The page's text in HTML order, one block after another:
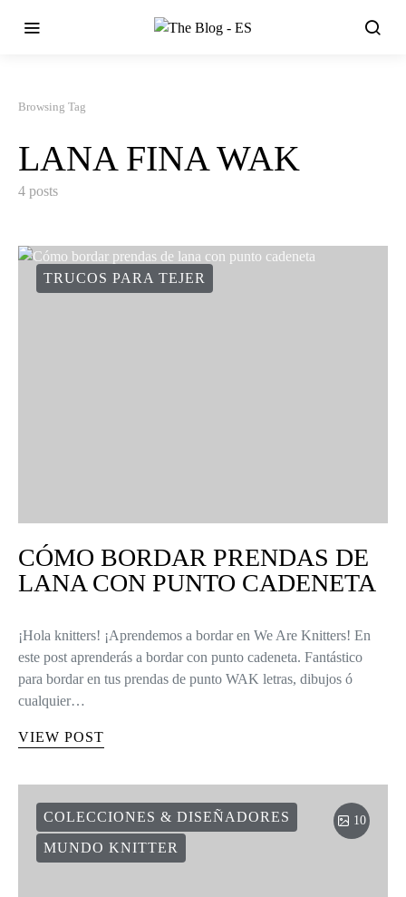
Browsing Tag
LANA FINA WAK
4 posts
TRUCOS PARA TEJER
CÓMO BORDAR PRENDAS DE
LANA CON PUNTO CADENETA
¡Hola knitters! ¡Aprendemos a bordar en We Are Knitters! En
este post aprenderás a bordar con punto cadeneta. Fantástico
para bordar en tus prendas de punto WAK letras, dibujos ó
cualquier…
VIEW POST
COLECCIONES & DISEÑADORES
MUNDO KNITTER
10